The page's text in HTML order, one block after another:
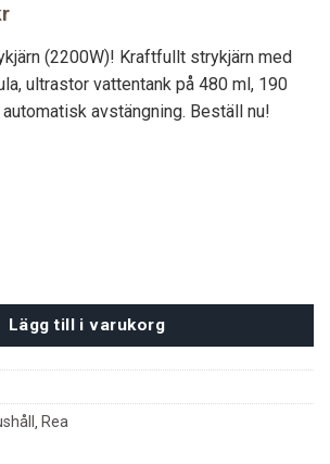
Current
price
is:
450 kr.
(2200W)! Kraftfullt strykjärn med
ultrastor vattentank på 480 ml, 190
avstängning. Beställ nu!
mängd
Lägg till i varukorg
Rea